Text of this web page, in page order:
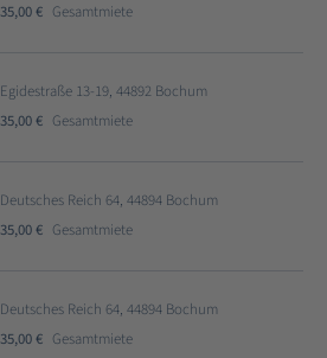
35,00 € Gesamtmiete
Egidestraße 13-19, 44892 Bochum
35,00 € Gesamtmiete
Deutsches Reich 64, 44894 Bochum
35,00 € Gesamtmiete
Deutsches Reich 64, 44894 Bochum
35,00 € Gesamtmiete